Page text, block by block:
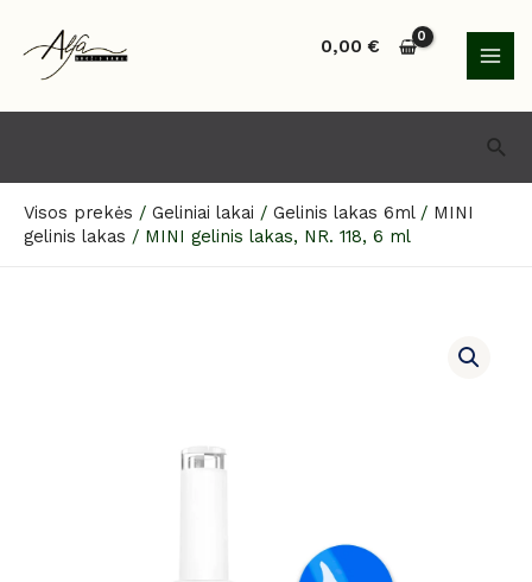
turinio
0,00€
Visos prekės / Geliniai lakai / Gelinis lakas 6ml/ MINI
gelinis lakas / MINI gelinis lakas, NR. 118, 6 ml